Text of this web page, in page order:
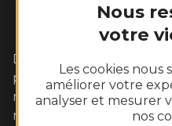
Nous
votre
Les cookies
améliorer votre
analyser et mesurer
nos
Dans cet écrin de Loire
plantés de vignes, vivez
romantique avec votre
retrouveront également